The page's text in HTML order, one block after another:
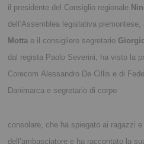
il presidente del Consiglio regionale
dell’Assemblea legislativa
Motta e il consigliere segretario
dal regista Paolo Severini, ha visto la
Corecom Alessandro De Cillis e di
Danimarca e segretario di corpo
consolare, che ha spiegato ai ragazzi
dell’ambasciatore e ha raccontato la